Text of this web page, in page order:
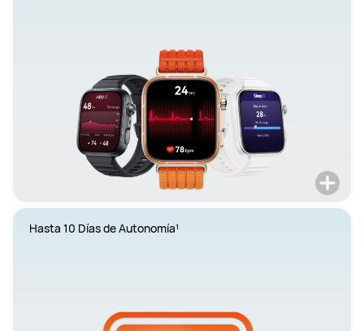
Hasta 10 Días de Autonomía¹